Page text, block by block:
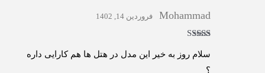
Mohammad فروردین 14, 1402
سلام روز به خیر این مدل در هتل ها هم کارایی داره
؟